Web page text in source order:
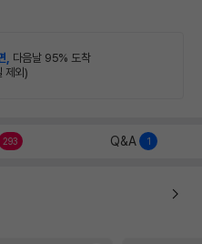
, 다음날 95% 도착
제외)
293 Q&A 1